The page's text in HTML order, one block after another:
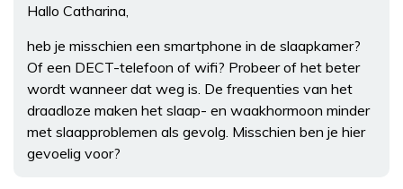
Hallo Catharina,
heb je misschien een smartphone in de slaapkamer?
Of een DECT-telefoon of wifi? Probeer of het beter
wordt wanneer dat weg is. De frequenties van het
draadloze maken het slaap- en waakhormoon minder
met slaapproblemen als gevolg. Misschien ben je hier
gevoelig voor?